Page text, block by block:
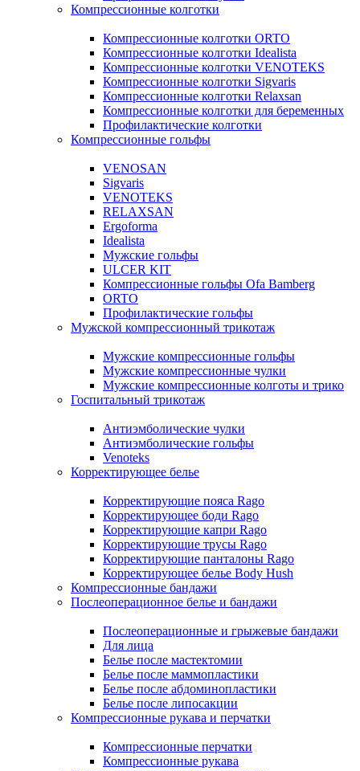
Компрессионные колготки
Компрессионные колготки ORTO
Компрессионные колготки Idealista
Компрессионные колготки VENOTEKS
Компрессионные колготки Sigvaris
Компрессионные колготки Relaxsan
Компрессионные колготки для беременных
Профилактические колготки
Компрессионные гольфы
VENOSAN
Sigvaris
VENOTEKS
RELAXSAN
Ergoforma
Idealista
Мужские гольфы
ULCER KIT
Компрессионные гольфы Ofa Bamberg
ORTO
Профилактические гольфы
Мужской компрессионный трикотаж
Мужские компрессионные гольфы
Мужские компрессионные чулки
Мужские компрессионные колготы и трико
Госпитальный трикотаж
Антиэмболические чулки
Антиэмболические гольфы
Venoteks
Корректирующее белье
Корректирующие пояса Rago
Корректирующее боди Rago
Корректирующие капри Rago
Корректирующие трусы Rago
Корректирующие панталоны Rago
Корректирующее белье Body Hush
Компрессионные бандажи
Послеоперационное белье и бандажи
Послеоперационные и грыжевые бандажи
Для лица
Белье после мастектомии
Белье после маммопластики
Белье после абдоминопластики
Белье после липосакции
Компрессионные рукава и перчатки
Компрессионные перчатки
Компрессионные рукава